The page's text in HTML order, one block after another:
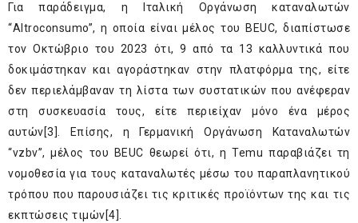
Για παράδειγμα, η Ιταλική Οργάνωση καταναλωτών
“Altroconsumo”, η οποία είναι μέλος του BEUC, διαπίστωσε
τον Οκτώβριο του 2023 ότι, 9 από τα 13 καλλυντικά που
δοκιμάστηκαν και αγοράστηκαν στην πλατφόρμα της, είτε
δεν περιελάμβαναν τη λίστα των συστατικών που ανέφεραν
στη συσκευασία τους, είτε περιείχαν μόνο ένα μέρος
αυτών[3]. Επίσης, η Γερμανική Οργάνωση Καταναλωτών
“vzbv”, μέλος του BEUC θεωρεί ότι, η Temu παραβιάζει τη
νομοθεσία για τους καταναλωτές μέσω του παραπλανητικού
τρόπου που παρουσιάζει τις κριτικές προϊόντων της και τις
εκπτώσεις τιμών[4].